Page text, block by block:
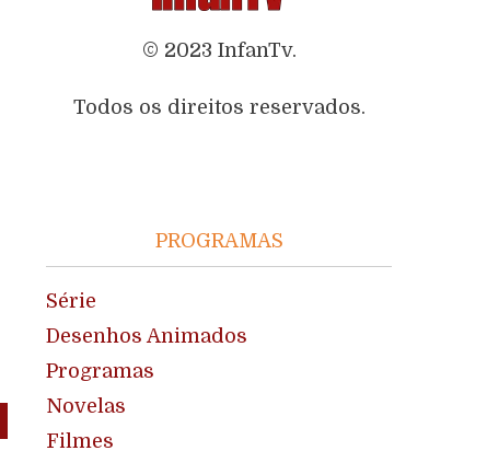
© 2023 InfanTv.
Todos os direitos reservados.
PROGRAMAS
Série
Desenhos Animados
Programas
Novelas
Filmes